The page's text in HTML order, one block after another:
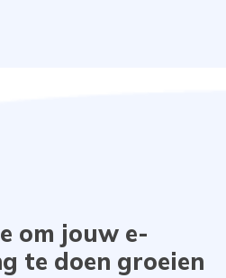
om jouw e-
te doen groeien